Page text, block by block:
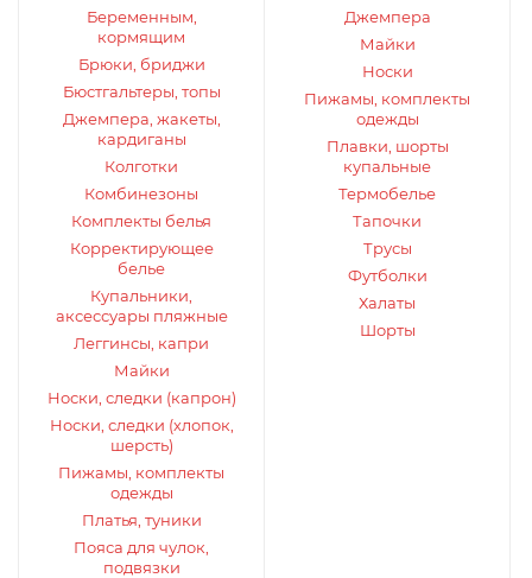
Беременным,
кормящим
Брюки, бриджи
Бюстгальтеры, топы
Джемпера, жакеты,
кардиганы
Колготки
Комбинезоны
Комплекты белья
Корректирующее
белье
Купальники,
аксессуары пляжные
Леггинсы, капри
Майки
Носки, следки (капрон)
Носки, следки (хлопок,
шерсть)
Пижамы, комплекты
одежды
Платья, туники
Пояса для чулок,
подвязки
Джемпера
Майки
Носки
Пижамы, комплекты
одежды
Плавки, шорты
купальные
Термобелье
Тапочки
Трусы
Футболки
Халаты
Шорты